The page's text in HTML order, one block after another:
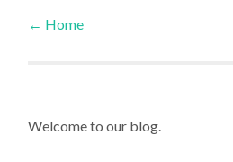
Post navigation
← Home
Welcome to our blog.